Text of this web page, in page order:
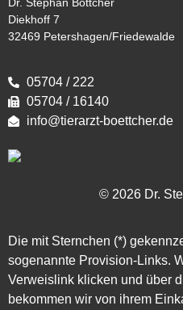
Diekhoff 7
32469 Petershagen/Friedewalde
05704 / 222
05704 / 16140
info@tierarzt-boettcher.de
© 2026 Dr.
Die mit Sternchen (*)
sogenannte Provision-Links.
Verweislink klicken und über
bekommen wir von ihrem